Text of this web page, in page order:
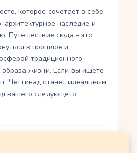
которое сочетает в себе
архитектурное наследие и
Путешествие сюда – это
в прошлое и
традиционного
жизни. Если вы ищете
Четтинад станет идеальным
вашего следующего